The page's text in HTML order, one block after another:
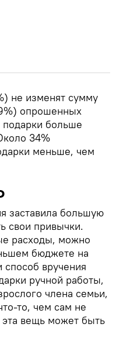
не изменят сумму
опрошенных
подарки больше
34%
меньше, чем
заставила большую
свои привычки.
расходы, можно
бюджете на
способ вручения
ручной работы,
члена семьи,
то, чем сам не
эта вещь может быть